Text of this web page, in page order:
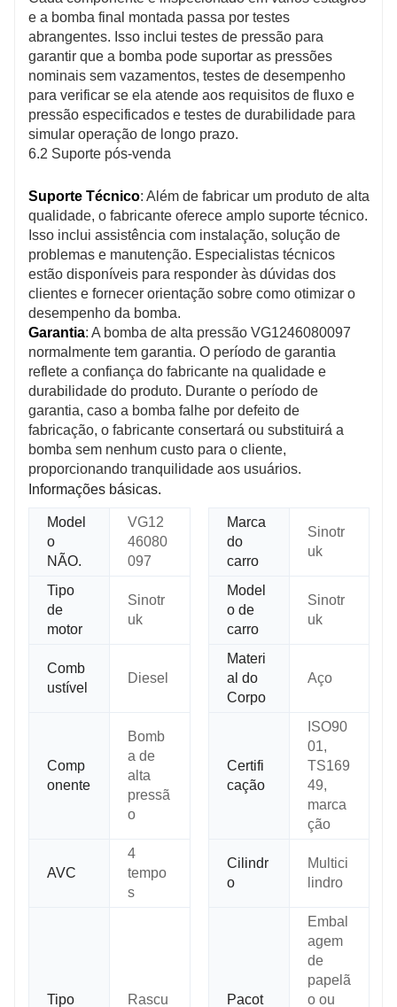
e a bomba final montada passa por testes
abrangentes. Isso inclui testes de pressão para
garantir que a bomba pode suportar as pressões
nominais sem vazamentos, testes de desempenho
para verificar se ela atende aos requisitos de fluxo e
pressão especificados e testes de durabilidade para
simular operação de longo prazo.
6.2 Suporte pós-venda
Suporte Técnico: Além de fabricar um produto de alta
qualidade, o fabricante oferece amplo suporte técnico.
Isso inclui assistência com instalação, solução de
problemas e manutenção. Especialistas técnicos
estão disponíveis para responder às dúvidas dos
clientes e fornecer orientação sobre como otimizar o
desempenho da bomba.
Garantia: A bomba de alta pressão VG1246080097
normalmente tem garantia. O período de garantia
reflete a confiança do fabricante na qualidade e
durabilidade do produto. Durante o período de
garantia, caso a bomba falhe por defeito de
fabricação, o fabricante consertará ou substituirá a
bomba sem nenhum custo para o cliente,
proporcionando tranquilidade aos usuários.
Informações básicas.
Model
o
NÃO.
VG12
46080
097
Marca
do
carro
Sinotr
uk
Tipo
de
motor
Sinotr
uk
Model
o de
carro
Sinotr
uk
Comb
ustível
Diesel
Materi
al do
Corpo
Aço
Comp
onente
Bomb
a de
alta
pressã
o
Certifi
cação
ISO90
01,
TS169
49,
marca
ção
AVC
4
tempo
s
Cilindr
o
Multici
lindro
Tipo Rascu Pacot
Embal
agem
de
papelã
o ou